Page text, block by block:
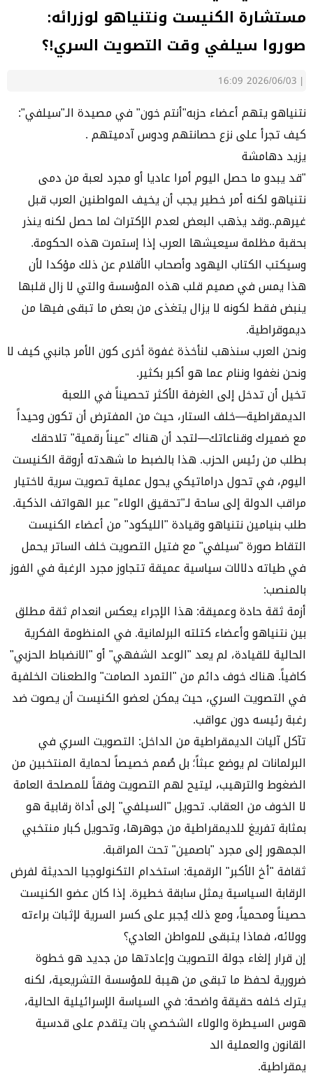
مستشارة الكنيست ونتنياهو لوزرائه:
صوروا سيلفي وقت التصويت السري!؟
|
2026/06/03 16:09
نتنياهو يتهم أعضاء حزبه"أنتم خون" في مصيدة الـ"سيلفي":
كيف تجرأ على نزع حصانتهم ودوس آدميتهم .
يزيد دهامشة
"قد يبدو ما حصل اليوم أمرا عاديا أو مجرد لعبة من دمى
نتنياهو لكنه أمر خطير يجب أن يخيف المواطنين العرب قبل
غيرهم..وقد يذهب البعض لعدم الإكتراث لما حصل لكنه ينذر
بحقبة مظلمة سيعيشها العرب إذا إستمرت هذه الحكومة.
وسيكتب الكتاب اليهود وأصحاب الأقلام عن ذلك مؤكدا لأن
هذا يمس في صميم قلب هذه المؤسسة والتي لا زال قلبها
ينبض فقط لكونه لا يزال يتغذى من بعض ما تبقى فيها من
ديموقراطية.
ونحن العرب سنذهب لنأخذة غفوة أخرى كون الأمر جانبي كيف لا
ونحن نغفوا وننام عما هو أكبر بكثير.
تخيل أن تدخل إلى الغرفة الأكثر تحصيناً في اللعبة
الديمقراطية—خلف الستار، حيث من المفترض أن تكون وحيداً
مع ضميرك وقناعاتك—لتجد أن هناك "عيناً رقمية" تلاحقك
بطلب من رئيس الحزب. هذا بالضبط ما شهدته أروقة الكنيست
اليوم، في تحول دراماتيكي يحول عملية تصويت سرية لاختيار
مراقب الدولة إلى ساحة لـ"تحقيق الولاء" عبر الهواتف الذكية.
طلب بنيامين نتنياهو وقيادة "الليكود" من أعضاء الكنيست
التقاط صورة "سيلفي" مع فتيل التصويت خلف الساتر يحمل
في طياته دلالات سياسية عميقة تتجاوز مجرد الرغبة في الفوز
بالمنصب:
أزمة ثقة حادة وعميقة: هذا الإجراء يعكس انعدام ثقة مطلق
بين نتنياهو وأعضاء كتلته البرلمانية. في المنظومة الفكرية
الحالية للقيادة، لم يعد "الوعد الشفهي" أو "الانضباط الحزبي"
كافياً. هناك خوف دائم من "التمرد الصامت" والطعنات الخلفية
في التصويت السري، حيث يمكن لعضو الكنيست أن يصوت ضد
رغبة رئيسه دون عواقب.
تآكل آليات الديمقراطية من الداخل: التصويت السري في
البرلمانات لم يوضع عبثاً؛ بل صُمم خصيصاً لحماية المنتخبين من
الضغوط والترهيب، ليتيح لهم التصويت وفقاً للمصلحة العامة
لا الخوف من العقاب. تحويل "السيلفي" إلى أداة رقابية هو
بمثابة تفريغ للديمقراطية من جوهرها، وتحويل كبار منتخبي
الجمهور إلى مجرد "باصمين" تحت المراقبة.
ثقافة "أخ الأكبر" الرقمية: استخدام التكنولوجيا الحديثة لفرض
الرقابة السياسية يمثل سابقة خطيرة. إذا كان عضو الكنيست
حصيناً ومحمياً، ومع ذلك يُجبر على كسر السرية لإثبات براءته
وولائه، فماذا يتبقى للمواطن العادي؟
إن قرار إلغاء جولة التصويت وإعادتها من جديد هو خطوة
ضرورية لحفظ ما تبقى من هيبة للمؤسسة التشريعية، لكنه
يترك خلفه حقيقة واضحة: في السياسة الإسرائيلية الحالية،
هوس السيطرة والولاء الشخصي بات يتقدم على قدسية
القانون والعملية الد
يمقراطية.